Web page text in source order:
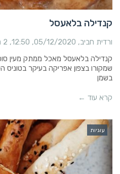
קנדילה בלאעסל
ורדית חביב 05/12/2020
12:50 2 תגובות
קנדילה בלאעסל מאכל ממתק מעין
שמקורו בצפון אפריקה בעיקר בטוניס
בשמן
קרא עוד ←
עוגיות